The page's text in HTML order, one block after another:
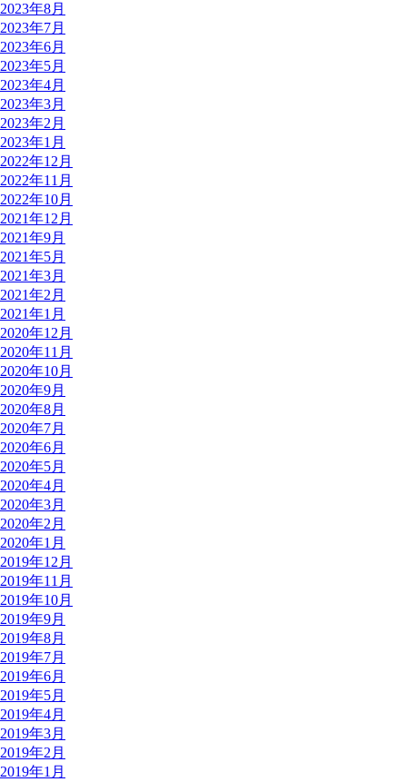
2023年8月
2023年7月
2023年6月
2023年5月
2023年4月
2023年3月
2023年2月
2023年1月
2022年12月
2022年11月
2022年10月
2021年12月
2021年9月
2021年5月
2021年3月
2021年2月
2021年1月
2020年12月
2020年11月
2020年10月
2020年9月
2020年8月
2020年7月
2020年6月
2020年5月
2020年4月
2020年3月
2020年2月
2020年1月
2019年12月
2019年11月
2019年10月
2019年9月
2019年8月
2019年7月
2019年6月
2019年5月
2019年4月
2019年3月
2019年2月
2019年1月